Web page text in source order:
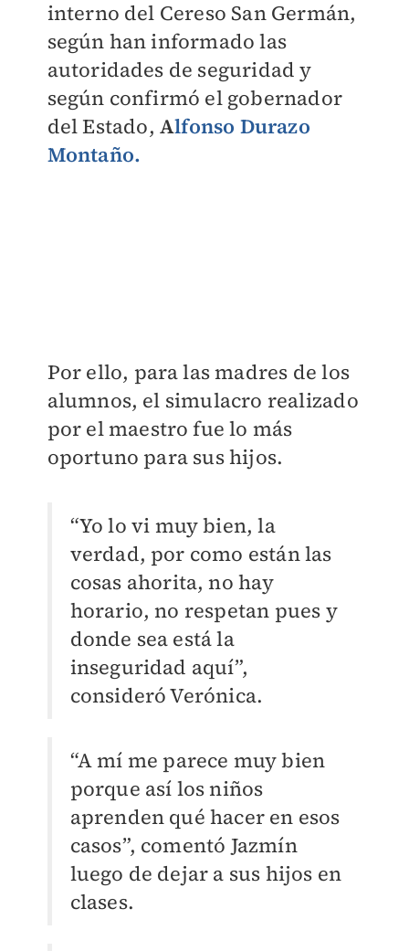
interno del Cereso San Germán,
según han informado las
autoridades de seguridad y
según confirmó el gobernador
del Estado, Alfonso Durazo
Montaño.
Por ello, para las madres de los
alumnos, el simulacro realizado
por el maestro fue lo más
oportuno para sus hijos.
“Yo lo vi muy bien, la
verdad, por como están las
cosas ahorita, no hay
horario, no respetan pues y
donde sea está la
inseguridad aquí”,
consideró Verónica.
“A mí me parece muy bien
porque así los niños
aprenden qué hacer en esos
casos”, comentó Jazmín
luego de dejar a sus hijos en
clases.